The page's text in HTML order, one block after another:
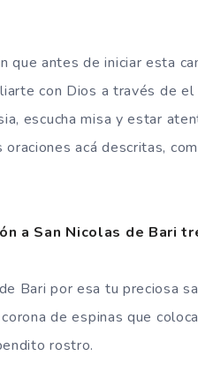
que antes de iniciar esta
con Dios a través de
escucha misa y estar
oraciones acá descritas,
a San Nicolas de Bari
Bari por esa tu preciosa
de espinas que
rostro.